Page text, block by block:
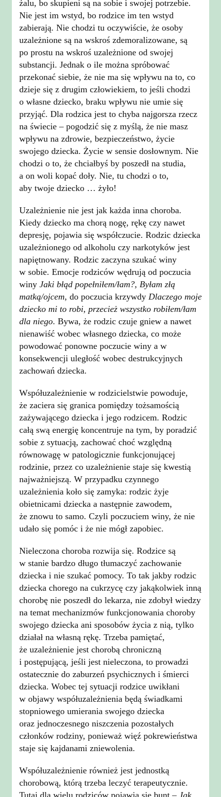
żalu, bo skupieni są na sobie i swojej potrzebie.
Nie jest im wstyd, bo rodzice im ten wstyd
zabierają. Nie chodzi tu oczywiście, że osoby
uzależnione są na wskroś zdemoralizowane, są
po prostu na wskroś uzależnione od swojej
substancji. Jednak o ile można spróbować
przekonać siebie, że nie ma się wpływu na to, co
dzieje się z drugim człowiekiem, to jeśli chodzi
o własne dziecko, braku wpływu nie umie się
przyjąć. Dla rodzica jest to chyba najgorsza rzecz
na świecie – pogodzić się z myślą, że nie masz
wpływu na zdrowie, bezpieczeństwo, życie
swojego dziecka. Życie w sensie dosłownym. Nie
chodzi o to, że chciałbyś by poszedł na studia,
a on woli kopać doły. Nie, tu chodzi o to,
aby twoje dziecko … żyło!
Uzależnienie nie jest jak każda inna choroba.
Kiedy dziecko ma chorą nogę, rękę czy nawet
depresję, pojawia się współczucie. Rodzic dziecka
uzależnionego od alkoholu czy narkotyków jest
napiętnowany. Rodzic zaczyna szukać winy
w sobie. Emocje rodziców wędrują od poczucia
winy Jaki błąd popełniłem/łam?, Byłam złą
matką/ojcem, do poczucia krzywdy Dlaczego moje
dziecko mi to robi, przecież wszystko robiłem/łam
dla niego. Bywa, że rodzic czuje gniew a nawet
nienawiść wobec własnego dziecka, co może
powodować ponowne poczucie winy a w
konsekwencji uległość wobec destrukcyjnych
zachowań dziecka.
Współuzależnienie w rodzicielstwie powoduje,
że zaciera się granica pomiędzy tożsamością
zażywającego dziecka i jego rodzicem. Rodzic
całą swą energię koncentruje na tym, by poradzić
sobie z sytuacją, zachować choć względną
równowagę w patologicznie funkcjonującej
rodzinie, przez co uzależnienie staje się kwestią
najważniejszą. W przypadku czynnego
uzależnienia koło się zamyka: rodzic żyje
obietnicami dziecka a następnie zawodem,
że znowu to samo. Czyli poczuciem winy, że nie
udało się pomóc i że nie mógł zapobiec.
Nieleczona choroba rozwija się. Rodzice są
w stanie bardzo długo tłumaczyć zachowanie
dziecka i nie szukać pomocy. To tak jakby rodzic
dziecka chorego na cukrzycę czy jakąkolwiek inną
chorobę nie poszedł do lekarza, nie zdobył wiedzy
na temat mechanizmów funkcjonowania choroby
swojego dziecka ani sposobów życia z nią, tylko
działał na własną rękę. Trzeba pamiętać,
że uzależnienie jest chorobą chroniczną
i postępującą, jeśli jest nieleczona, to prowadzi
ostatecznie do zaburzeń psychicznych i śmierci
dziecka. Wobec tej sytuacji rodzice uwikłani
w objawy współuzależnienia będą świadkami
stopniowego umierania swojego dziecka
oraz jednoczesnego niszczenia pozostałych
członków rodziny, ponieważ więź pokrewieństwa
staje się kajdanami zniewolenia.
Współuzależnienie również jest jednostką
chorobową, którą trzeba leczyć terapeutycznie.
Tutaj dla wielu rodziców pojawia się bunt – Jak